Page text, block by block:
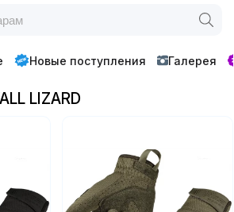
Новые поступления Галерея
LIZARD